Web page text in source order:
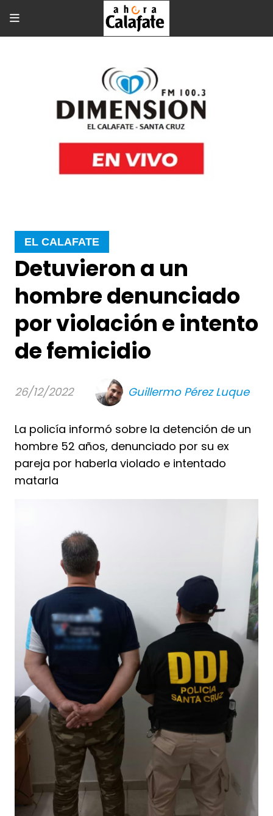
Detuvieron a un
hombre denunciado
por violación e intento
de femicidio
La policía informó sobre la detención de un
hombre 52 años, denunciado por su ex
pareja por haberla violado e intentado
matarla
EL CALAFATE
26/12/2022 Guillermo Pérez Luque